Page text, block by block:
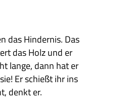
das Hin­der­nis. Das
das Holz und er
lange, dann hat er
Er schießt ihr ins
denkt er.